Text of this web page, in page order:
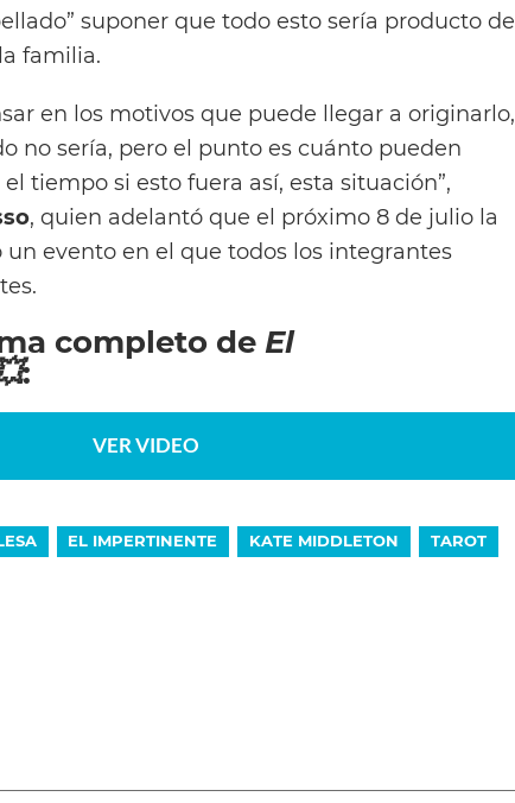
suponer que todo esto sería producto de
familia.
en los motivos que puede llegar a originarlo,
no sería, pero el punto es cuánto pueden
tiempo si esto fuera así, esta situación”,
, quien adelantó que el próximo 8 de julio la
un evento en el que todos los integrantes
completo de El
:
VER VIDEO
EL IMPERTINENTE KATE MIDDLETON
TAROT